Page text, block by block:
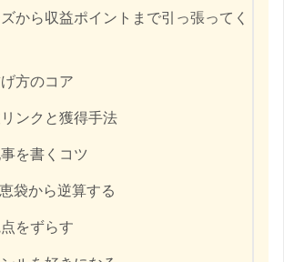
ズから収益ポイントまで引っ張ってく
方のコア
リンクと獲得手法
事を書くコツ
袋から逆算する
をずらす